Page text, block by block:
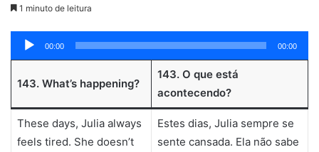
1 minuto de leitura
Tocador
de
áudio
00:00 00:00
143. What’s happening?
143. O que está
acontecendo?
These days, Julia always
feels tired. She doesn’t
Estes dias, Julia sempre se
sente cansada. Ela não sabe